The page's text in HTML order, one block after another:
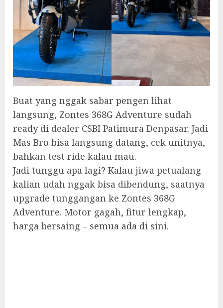
Buat yang nggak sabar pengen lihat
langsung, Zontes 368G Adventure sudah
ready di dealer CSBI Patimura Denpasar. Jadi
Mas Bro bisa langsung datang, cek unitnya,
bahkan test ride kalau mau.
Jadi tunggu apa lagi? Kalau jiwa petualang
kalian udah nggak bisa dibendung, saatnya
upgrade tunggangan ke Zontes 368G
Adventure. Motor gagah, fitur lengkap,
harga bersaing – semua ada di sini.